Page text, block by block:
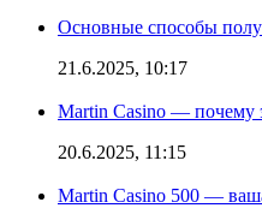
Основные способы
21.6.2025, 10:17
Martin Casino — почему
20.6.2025, 11:15
Martin Casino 500 —